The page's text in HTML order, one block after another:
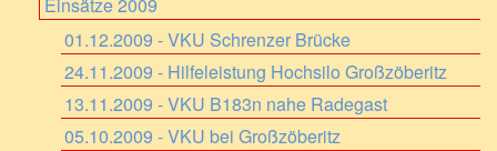
Einsätze 2009
01.12.2009 - VKU Schrenzer Brücke
24.11.2009 - Hilfeleistung Hochsilo Großzöberitz
13.11.2009 - VKU B183n nahe Radegast
05.10.2009 - VKU bei Großzöberitz